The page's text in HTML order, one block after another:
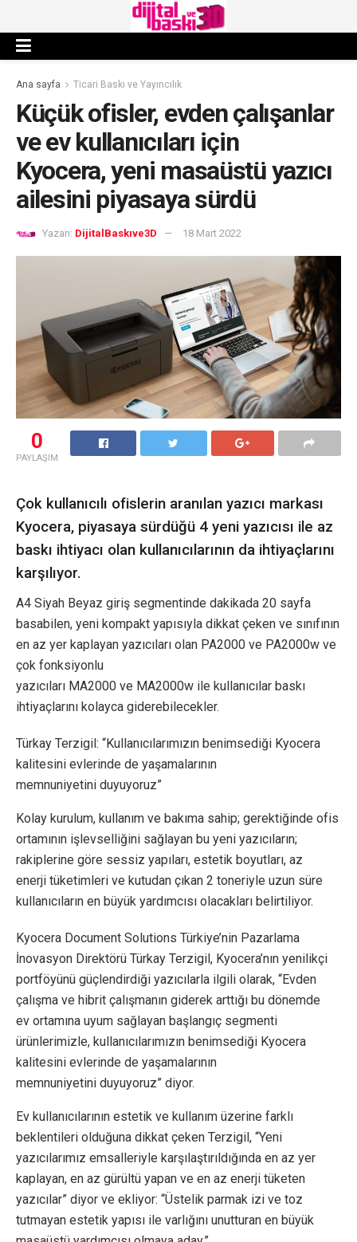
Ana sayfa Ticari Baskı ve Yayıncılık
Küçük ofisler, evden çalışanlar
ve ev kullanıcıları için
Kyocera, yeni masaüstü yazıcı
ailesini piyasaya sürdü
Yazan: DijitalBaskıve3D 18 Mart 2022
0
PAYLAŞIM
Çok kullanıcılı ofislerin aranılan yazıcı markası
Kyocera, piyasaya sürdüğü 4 yeni yazıcısı ile az
baskı ihtiyacı olan kullanıcılarının da ihtiyaçlarını
karşılıyor.
A4 Siyah Beyaz giriş segmentinde dakikada 20 sayfa
basabilen, yeni kompakt yapısıyla dikkat çeken ve sınıfının
en az yer kaplayan yazıcıları olan PA2000 ve PA2000w ve
çok fonksiyonlu
yazıcıları MA2000 ve MA2000w ile kullanıcılar baskı
ihtiyaçlarını kolayca giderebilecekler.
Türkay Terzigil: “Kullanıcılarımızın benimsediği Kyocera
kalitesini evlerinde de yaşamalarının
memnuniyetini duyuyoruz”
Kolay kurulum, kullanım ve bakıma sahip; gerektiğinde ofis
ortamının işlevselliğini sağlayan bu yeni yazıcıların;
rakiplerine göre sessiz yapıları, estetik boyutları, az
enerji tüketimleri ve kutudan çıkan 2 toneriyle uzun süre
kullanıcıların en büyük yardımcısı olacakları belirtiliyor.
Kyocera Document Solutions Türkiye’nin Pazarlama
İnovasyon Direktörü Türkay Terzigil, Kyocera’nın yenilikçi
portföyünü güçlendirdiği yazıcılarla ilgili olarak, “Evden
çalışma ve hibrit çalışmanın giderek arttığı bu dönemde
ev ortamına uyum sağlayan başlangıç segmenti
ürünlerimizle, kullanıcılarımızın benimsediği Kyocera
kalitesini evlerinde de yaşamalarının
memnuniyetini duyuyoruz” diyor.
Ev kullanıcılarının estetik ve kullanım üzerine farklı
beklentileri olduğuna dikkat çeken Terzigil, “Yeni
yazıcılarımız emsalleriyle karşılaştırıldığında en az yer
kaplayan, en az gürültü yapan ve en az enerji tüketen
yazıcılar” diyor ve ekliyor: “Üstelik parmak izi ve toz
tutmayan estetik yapısı ile varlığını unutturan en büyük